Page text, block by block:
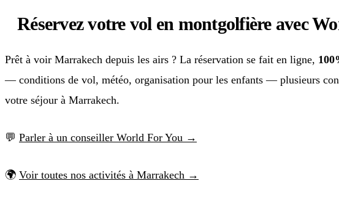
Réservez votre vol en montgolfière avec
Prêt à voir Marrakech depuis les airs ? La réservation se fait en ligne,
— conditions de vol, météo, organisation pour les enfants — plusieurs
votre séjour à Marrakech.
💬 Parler à un conseiller World For You →
🌍 Voir toutes nos activités à Marrakech →